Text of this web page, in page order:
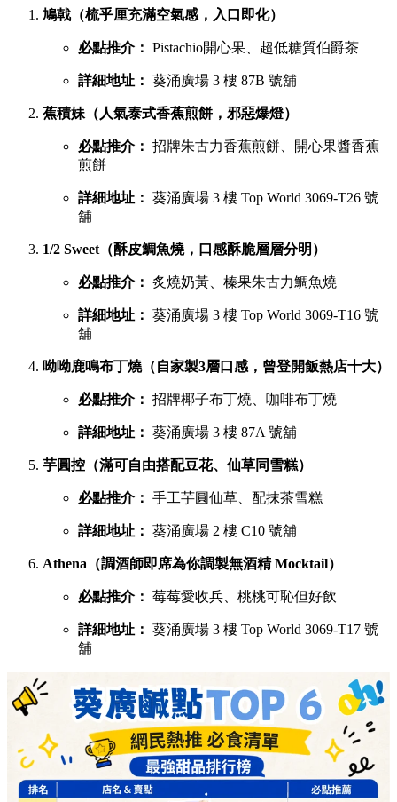
鳩戟（梳乎厘充滿空氣感，入口即化）
必點推介： Pistachio開心果、超低糖質伯爵茶
詳細地址： 葵涌廣場 3 樓 87B 號舖
蕉積妹（人氣泰式香蕉煎餅，邪惡爆燈）
必點推介： 招牌朱古力香蕉煎餅、開心果醬香蕉
煎餅
詳細地址： 葵涌廣場 3 樓 Top World 3069-T26 號
舖
1/2 Sweet（酥皮鯛魚燒，口感酥脆層層分明）
必點推介： 炙燒奶黃、榛果朱古力鯛魚燒
詳細地址： 葵涌廣場 3 樓 Top World 3069-T16 號
舖
呦呦鹿鳴布丁燒（自家製3層口感，曾登開飯熱店十大）
必點推介： 招牌椰子布丁燒、咖啡布丁燒
詳細地址： 葵涌廣場 3 樓 87A 號舖
芋圓控（滿可自由搭配豆花、仙草同雪糕）
必點推介： 手工芋圓仙草、配抹茶雪糕
詳細地址： 葵涌廣場 2 樓 C10 號舖
Athena（調酒師即席為你調製無酒精 Mocktail）
必點推介： 莓莓愛收兵、桃桃可恥但好飲
詳細地址： 葵涌廣場 3 樓 Top World 3069-T17 號
舖